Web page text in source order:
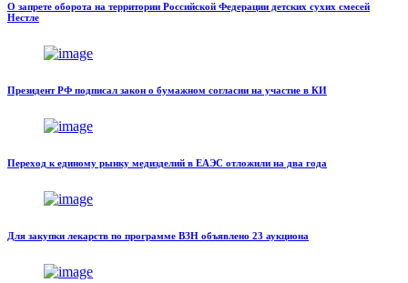
О запрете оборота на территории Российской Федерации детских сухих смесей
Нестле
Президент РФ подписал закон о бумажном согласии на участие в КИ
Переход к единому рынку медизделий в ЕАЭС отложили на два года
Для закупки лекарств по программе ВЗН объявлено 23 аукциона